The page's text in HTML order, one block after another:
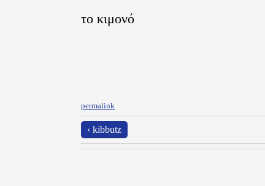
το κιμονό
permalink
‹ kibbutz